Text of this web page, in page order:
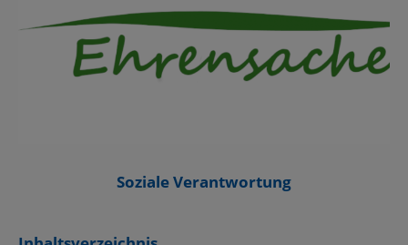
Soziale Verantwortung